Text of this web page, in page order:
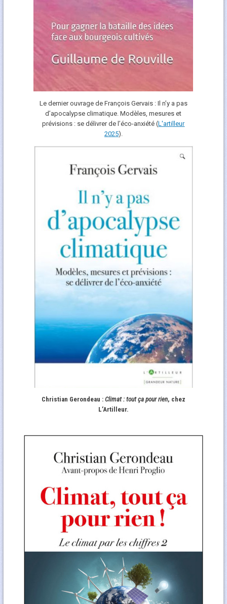
Le dernier ouvrage de François Gervais : Il n’y a pas
d’apocalypse climatique. Modèles, mesures et
prévisions : se délivrer de l’éco-anxiété (L'artilleur
2025).
Christian Gerondeau : Climat : tout ça pour rien, chez
L’Artilleur.